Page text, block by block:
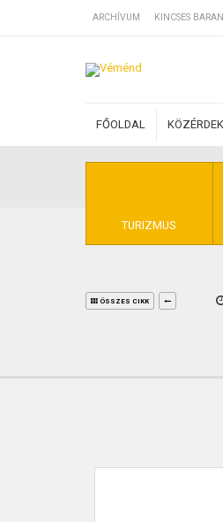
ARCHÍVUM KINCSES
FŐOLDAL
TURIZMUS
ÖSSZES CIKK